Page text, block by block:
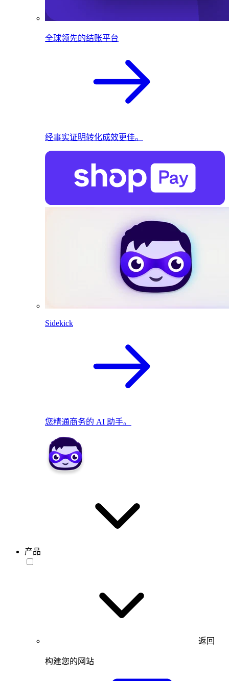
全球领先的结账平台
经事实证明转化成效更佳。
Sidekick
您精通商务的 AI 助手。
产品
返回
构建您的网站